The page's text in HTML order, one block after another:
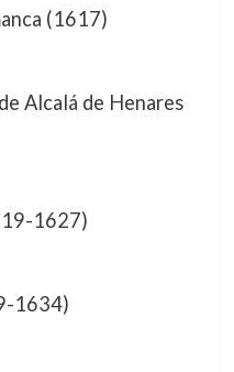
(1617)
Alcalá de Henares
1627)
1634)